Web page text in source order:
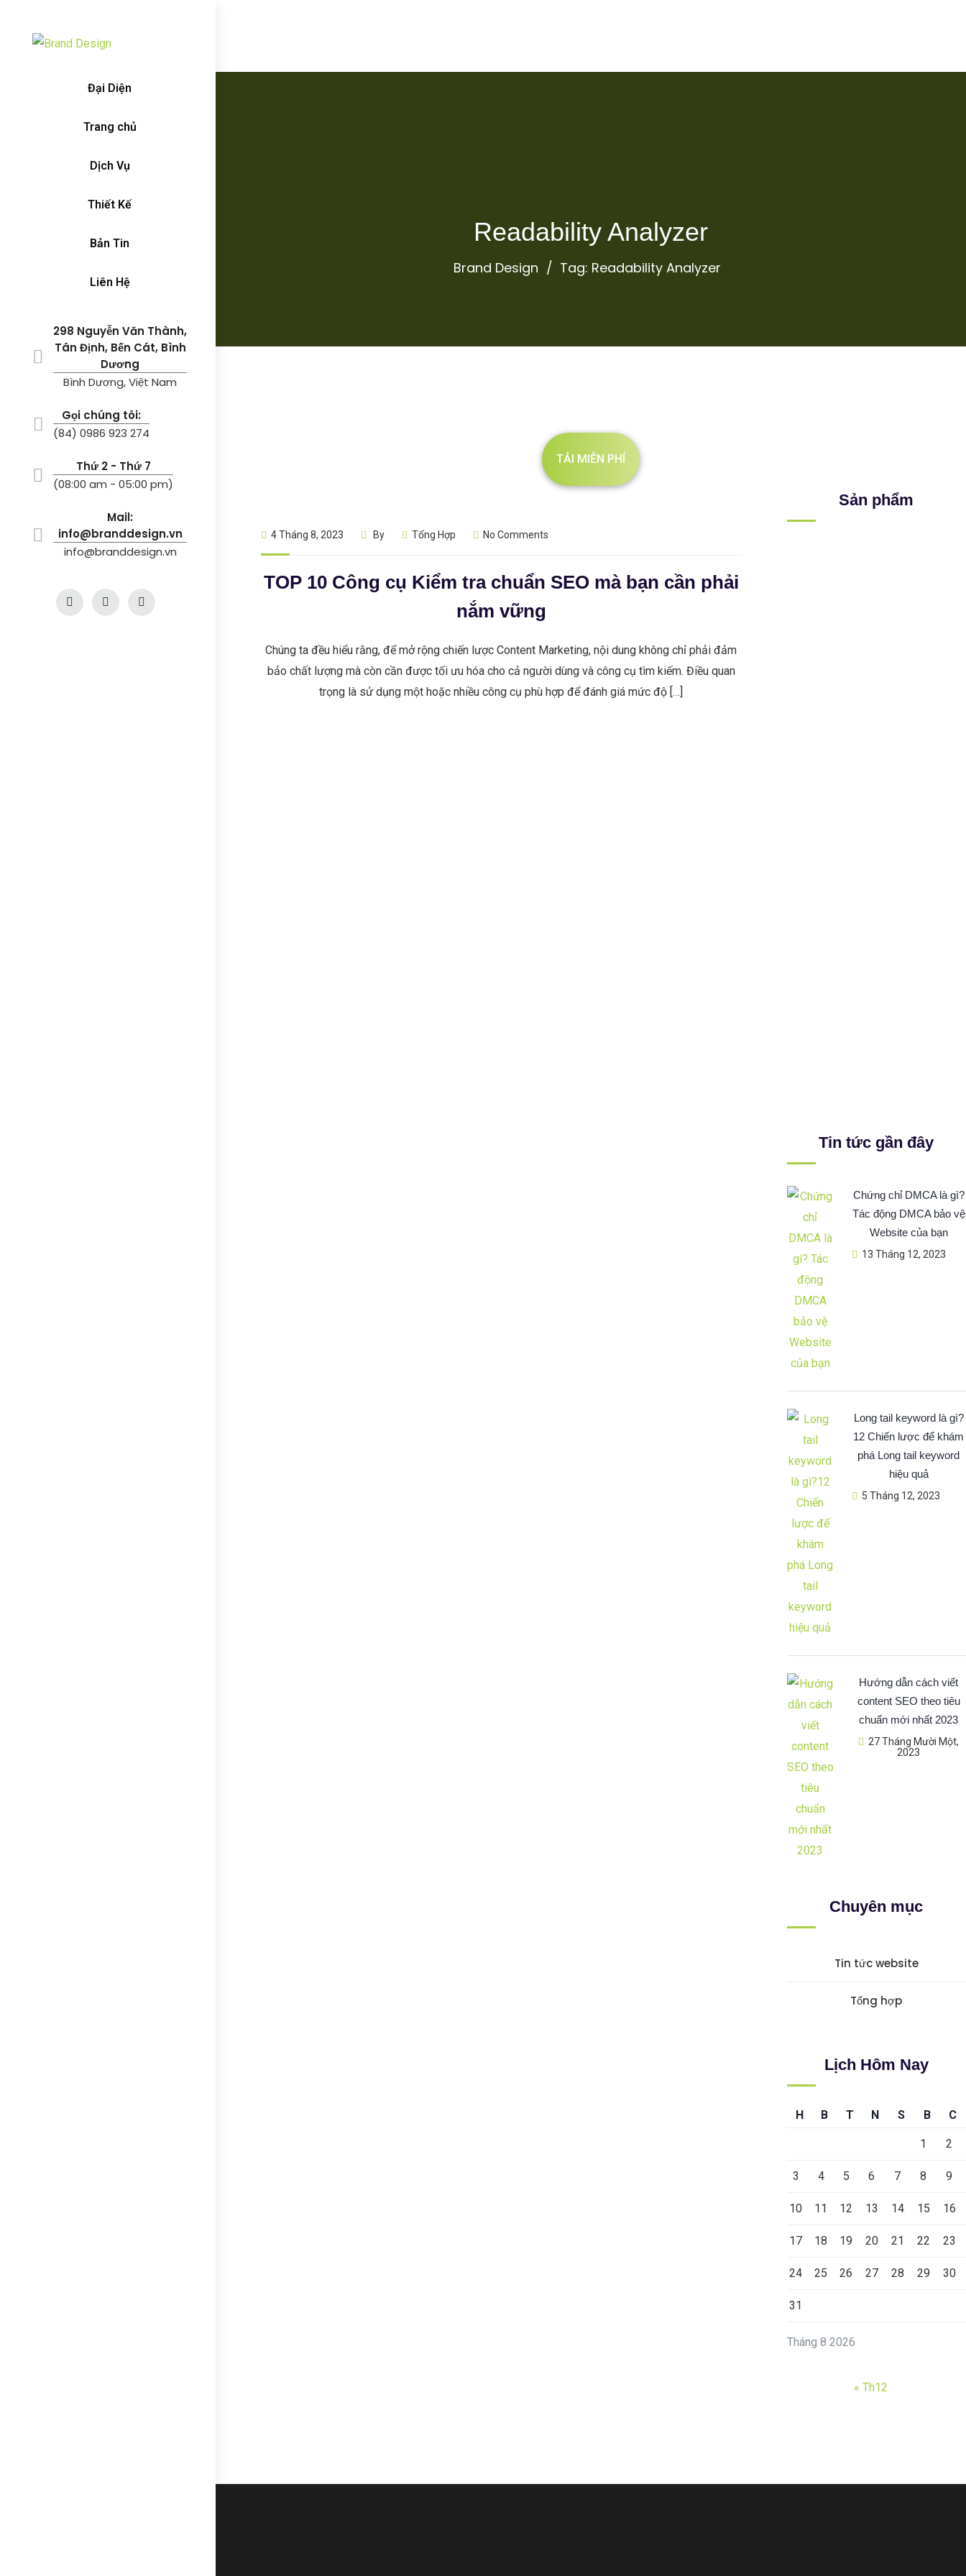
Đại Diện
Trang chủ
Dịch Vụ
Thiết Kế
Bản Tin
Liên Hệ
298 Nguyễn Văn Thành,
Tân Định, Bến Cát, Bình
Dương
Bình Dương, Việt Nam
Gọi chúng tôi:
(84) 0986 923 274
Thứ 2 - Thứ 7
(08:00 am - 05:00 pm)
Mail:
info@branddesign.vn
info@branddesign.vn
Readability Analyzer
Brand Design Tag: Readability Analyzer
TẢI MIỄN PHÍ
4 Tháng 8, 2023 By Tổng Hợp No Comments
TOP 10 Công cụ Kiểm tra chuẩn SEO mà bạn cần phải
nắm vững
Chúng ta đều hiểu rằng, để mở rộng chiến lược Content Marketing, nội dung không chỉ phải đảm
bảo chất lượng mà còn cần được tối ưu hóa cho cả người dùng và công cụ tìm kiếm. Điều quan
trọng là sử dụng một hoặc nhiều công cụ phù hợp để đánh giá mức độ […]
Sản phẩm
Tin tức gần đây
Chứng chỉ DMCA là gì?
Tác động DMCA bảo vệ
Website của bạn
13 Tháng 12, 2023
Long tail keyword là gì?
12 Chiến lược để khám
phá Long tail keyword
hiệu quả
5 Tháng 12, 2023
Hướng dẫn cách viết
content SEO theo tiêu
chuẩn mới nhất 2023
27 Tháng Mười Một,
2023
Chuyên mục
Tin tức website
Tổng hợp
Lịch Hôm Nay
Tháng 8 2026
H B T N S B C
1 2
3 4 5 6 7 8 9
10 11 12 13 14 15 16
17 18 19 20 21 22 23
24 25 26 27 28 29 30
31
« Th12